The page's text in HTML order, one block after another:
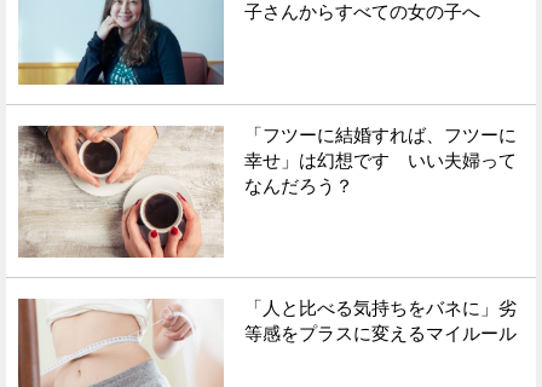
子さんからすべての女の子へ
「フツーに結婚すれば、フツーに
幸せ」は幻想です いい夫婦って
なんだろう？
「人と比べる気持ちをバネに」劣
等感をプラスに変えるマイルール